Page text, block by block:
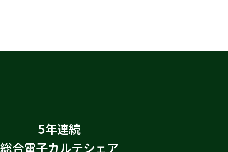
5年連続
総合電子カルテシェア